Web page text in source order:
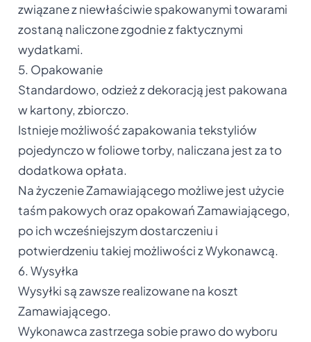
związane z niewłaściwie spakowanymi towarami
zostaną naliczone zgodnie z faktycznymi
wydatkami.
5. Opakowanie
Standardowo, odzież z dekoracją jest pakowana
w kartony, zbiorczo.
Istnieje możliwość zapakowania tekstyliów
pojedynczo w foliowe torby, naliczana jest za to
dodatkowa opłata.
Na życzenie Zamawiającego możliwe jest użycie
taśm pakowych oraz opakowań Zamawiającego,
po ich wcześniejszym dostarczeniu i
potwierdzeniu takiej możliwości z Wykonawcą.
6. Wysyłka
Wysyłki są zawsze realizowane na koszt
Zamawiającego.
Wykonawca zastrzega sobie prawo do wyboru